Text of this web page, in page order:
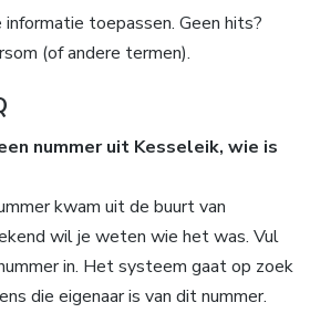
informatie toepassen. Geen hits?
(of andere termen).
nummer uit Kesseleik, wie is
kwam uit de buurt van
wil je weten wie het was. Vul
in. Het systeem gaat op zoek
die eigenaar is van dit nummer.